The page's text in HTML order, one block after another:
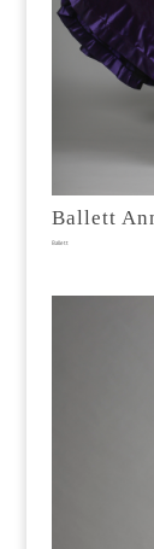
Ballett
Ballett